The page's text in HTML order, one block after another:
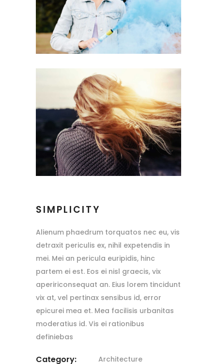
SIMPLICITY
Alienum phaedrum torquatos nec eu, vis
detraxit periculis ex, nihil expetendis in
mei. Mei an pericula euripidis, hinc
partem ei est. Eos ei nisl graecis, vix
apeririconsequat an. Eius lorem tincidunt
vix at, vel pertinax sensibus id, error
epicurei mea et. Mea facilisis urbanitas
moderatius id. Vis ei rationibus
definiebas
Category: Architecture